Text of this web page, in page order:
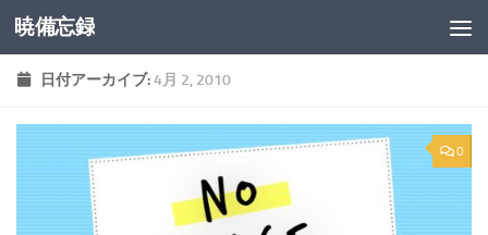
コンテンツへスキップ
暁備忘録
日付アーカイブ:4月 2, 2010
0